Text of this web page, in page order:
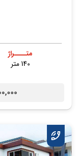
متــــراژ
140 متر